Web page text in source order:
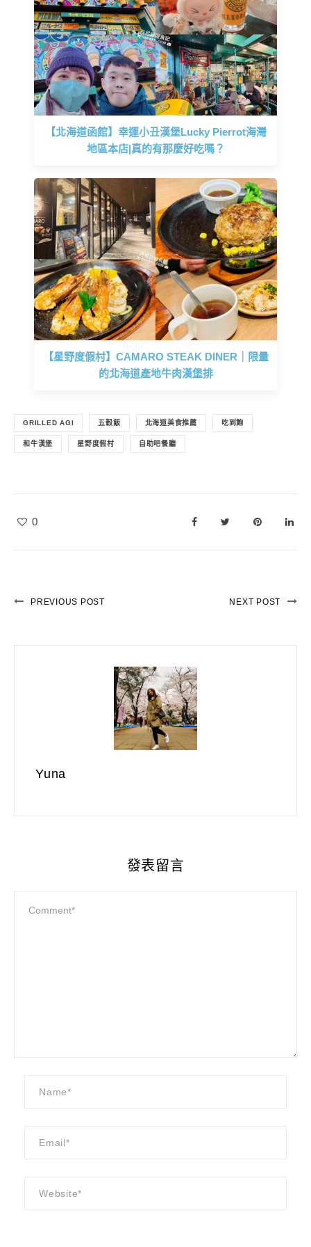
【北海道函館】幸運小丑漢堡Lucky Pierrot海灣
地區本店|真的有那麼好吃嗎？
【星野度假村】CAMARO STEAK DINER｜限量
的北海道產地牛肉漢堡排
GRILLED AGI 五穀飯 北海道美食推薦 吃到飽
和牛漢堡 星野度假村 自助吧餐廳
0
PREVIOUS POST NEXT POST
Yuna
發表留言